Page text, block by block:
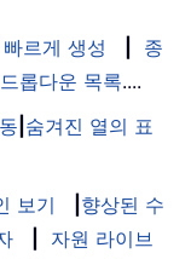
르게 생성
종
롭다운 목록....
숨겨진 열의 표
보기
향상된 수
자원 라이브